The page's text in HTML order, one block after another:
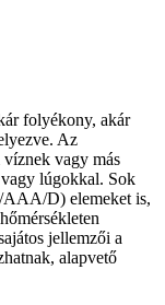
folyékony, akár
Az
vagy más
lúgokkal. Sok
AAA/D) elemeket is,
jellemzői a
alapvető